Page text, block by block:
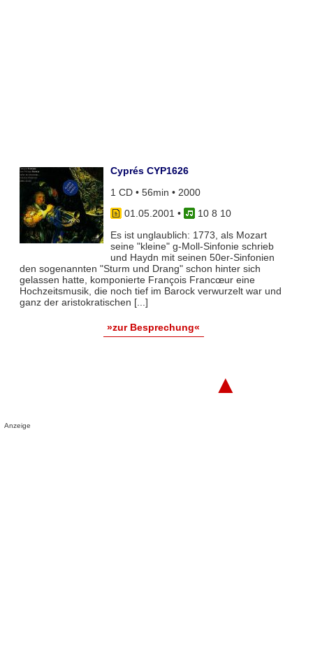
Cyprés CYP1626
1 CD • 56min • 2000
01.05.2001 •
10 8 10
Es ist unglaublich: 1773, als Mozart
seine "kleine" g-Moll-Sinfonie schrieb
und Haydn mit seinen 50er-Sinfonien
den sogenannten "Sturm und Drang" schon hinter sich
gelassen hatte, komponierte François Francœur eine
Hochzeitsmusik, die noch tief im Barock verwurzelt war und
ganz der aristokratischen [...]
»zur Besprechung«
▲
Anzeige